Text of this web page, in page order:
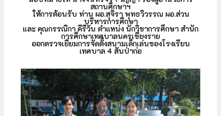
สถานศึกษาฯ
ให้การต้อนรับ ท่าน ผอ.สุจิรา พุทธวิวรรณ ผอ.ส่วน
บริหารการศึกษา
และ คุณกรรณิกา คีรีวัน ตำแหน่ง นักวิชาการศึกษา สำนัก
การศึกษาเทศบาลนครเชียงราย
ออกตรวจเยี่ยมการจัดตั้งสนามเด็กเล่นของโรงเรียน
เทศบาล 4 สันป่าก่อ